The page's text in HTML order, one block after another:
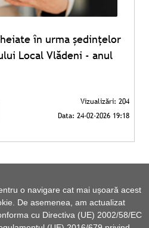
o navigare cat mai ușoară acest
De asemenea, am actualizat
cu Directiva (UE) 2002/58/EC
în urma ședințelor
Local Vlădeni - anul